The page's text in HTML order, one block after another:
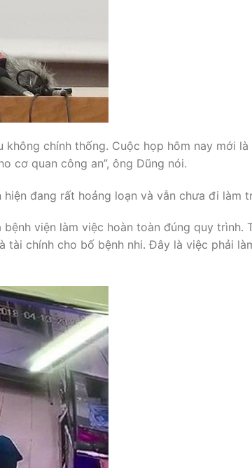
chính thống. Cuộc họp hôm nay mới
cơ quan công an”, ông Dũng nói.
đang rất hoảng loạn và vẫn chưa đi làm
viện làm việc hoàn toàn đúng quy trình.
tài chính cho bố bệnh nhi. Đây là việc phải